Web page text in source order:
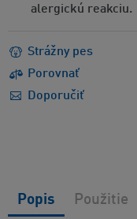
alergickú reakciu.
Strážny pes
Porovnať
Doporučiť
Popis Použitie